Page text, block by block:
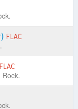
FLAC
FLAC
Rock.